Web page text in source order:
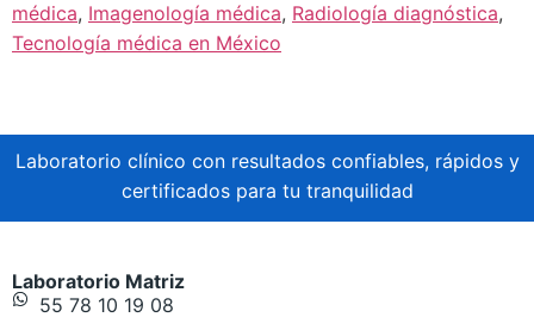
médica, Imagenología médica, Radiología diagnóstica,
Tecnología médica en México
Laboratorio clínico con resultados confiables, rápidos y
certificados para tu tranquilidad
Laboratorio Matriz
55 78 10 19 08